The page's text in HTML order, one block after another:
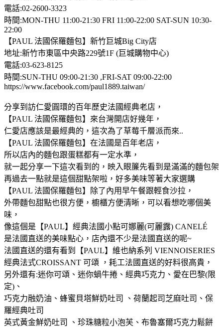
電話:02-2600-3323
時間:MON-THU 11:00-21:30 FRI 11:00-22:00 SAT-SUN 10:30-
22:00
【PAUL 法國保羅麵包】新竹巨城Big City店
地址:新竹市東區中央路229號1F (巨城購物中心)
電話:03-623-8125
時間:SUN-THU 09:00-21:30 ,FRI-SAT 09:00-22:00
https://www.facebook.com/paul1889.taiwan/
分享到訪仁愛圓環的百年歷史法國經典老店，
【PAUL 法國保羅麵包】來台灣開店好幾年，
仁愛店應該是最經典的，這次為了草莓千層派而來..
【PAUL 法國保羅麵包】在法國是百年老店，
所以店內的麵包跟蛋糕都有一定水準，
就一起分享一下這次看到的，映入眼簾先看到是滿滿的麵包架
再過去一點就是這個甜點架啦，好多美味等著大家選購
【PAUL 法國保羅麵包】除了內用早午餐跟輕食沙拉，
外帶麵包甜點也很方便，櫥櫃方便清晰，可以看想吃哪個美
味，
像這個是【PAUL】經典法國小點可娜麗(可麗露) CANELÉ
是法國直送的美味點心，店內還不少是法國直送的呢~
法國直送的還有看到【PAUL】維也納系列 VIENNOISERIES
經典法式CROISSANT 可頌 ，耗工法國直送的好料很高貴，
另外還有:迷你可頌、迷你蝸牛捲、經典巧克力、愛在巴黎(限
定)、
巧克力融奶油、蜂蜜貝塔鮮奶吐司 、荷蘭起司芝麻吐司、保
羅經典吐司
英式黃金鮮奶吐司 、珍珠糖粒小泡芙、布魯塞爾巧克力鬆餅